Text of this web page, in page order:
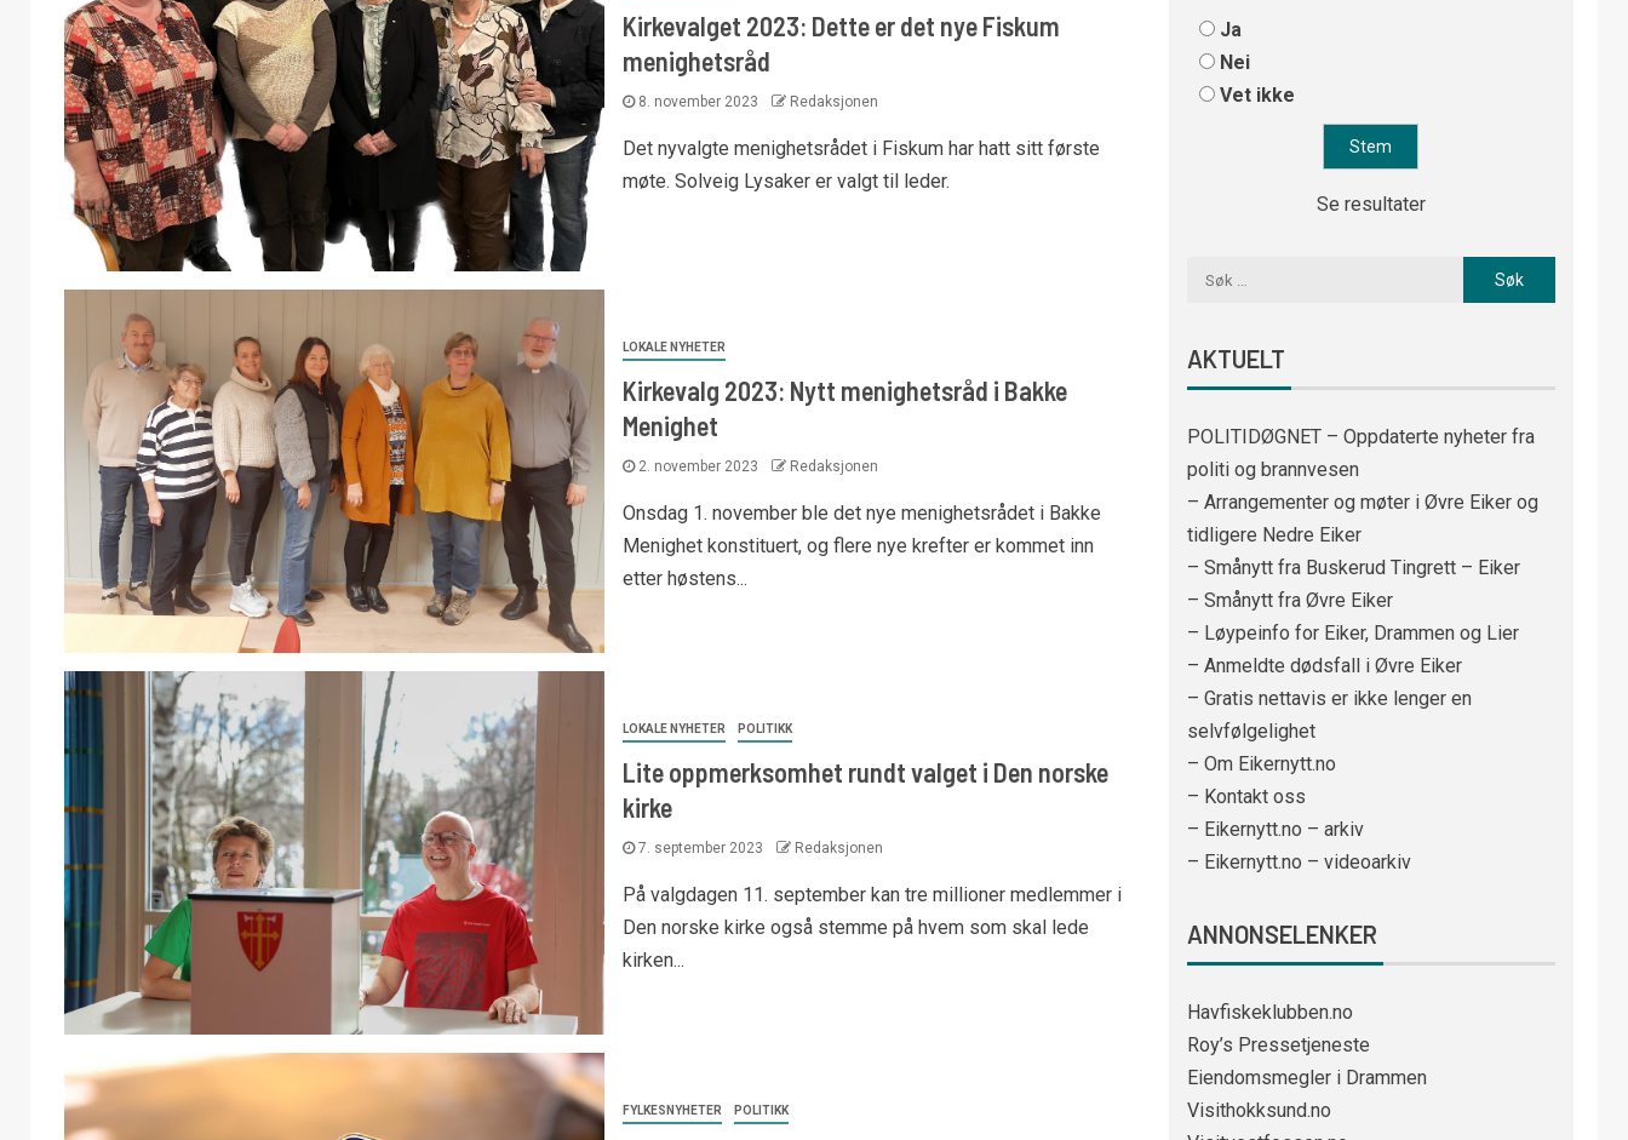
Kirkevalget 2023: Dette er det nye Fiskum
menighetsråd
8. november 2023 Redaksjonen
Det nyvalgte menighetsrådet i Fiskum har hatt sitt første
møte. Solveig Lysaker er valgt til leder.
LOKALE NYHETER
Kirkevalg 2023: Nytt menighetsråd i Bakke
Menighet
2. november 2023 Redaksjonen
Onsdag 1. november ble det nye menighetsrådet i Bakke
Menighet konstituert, og flere nye krefter er kommet inn
etter høstens...
LOKALE NYHETER POLITIKK
Lite oppmerksomhet rundt valget i Den norske
kirke
7. september 2023 Redaksjonen
På valgdagen 11. september kan tre millioner medlemmer i
Den norske kirke også stemme på hvem som skal lede
kirken...
FYLKESNYHETER POLITIKK
Ja
Nei
Vet ikke
Se resultater
AKTUELT
POLITIDØGNET – Oppdaterte nyheter fra
politi og brannvesen
– Arrangementer og møter i Øvre Eiker og
tidligere Nedre Eiker
– Smånytt fra Buskerud Tingrett – Eiker
– Smånytt fra Øvre Eiker
– Løypeinfo for Eiker, Drammen og Lier
– Anmeldte dødsfall i Øvre Eiker
– Gratis nettavis er ikke lenger en
selvfølgelighet
– Om Eikernytt.no
– Kontakt oss
– Eikernytt.no – arkiv
– Eikernytt.no – videoarkiv
ANNONSELENKER
Havfiskeklubben.no
Roy’s Pressetjeneste
Eiendomsmegler i Drammen
Visithokksund.no